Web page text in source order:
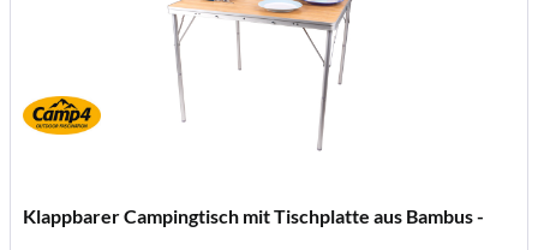
Klappbarer Campingtisch mit Tischplatte aus Bambus -